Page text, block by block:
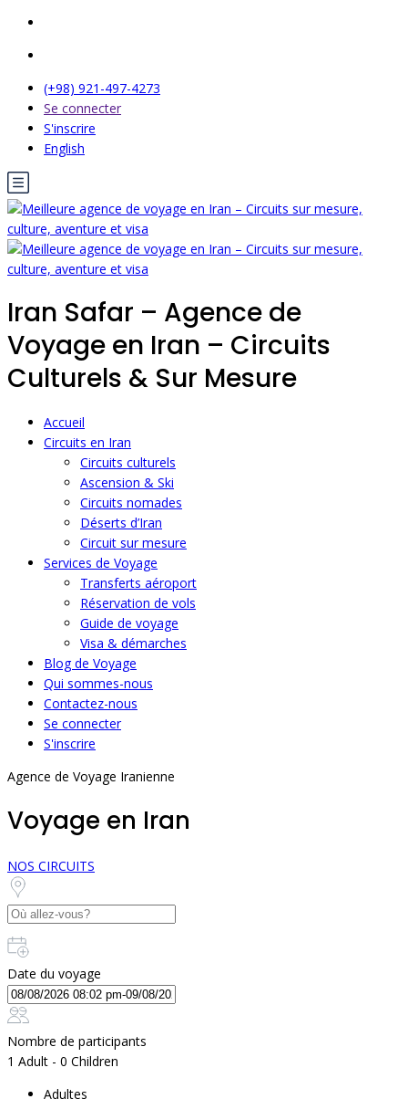
(+98) 921-497-4273
Se connecter
S'inscrire
English
Iran Safar – Agence de
Voyage en Iran – Circuits
Culturels & Sur Mesure
Accueil
Circuits en Iran
Circuits culturels
Ascension & Ski
Circuits nomades
Déserts d’Iran
Circuit sur mesure
Services de Voyage
Transferts aéroport
Réservation de vols
Guide de voyage
Visa & démarches
Blog de Voyage
Qui sommes-nous
Contactez-nous
Se connecter
S'inscrire
Agence de Voyage Iranienne
Voyage en Iran
NOS CIRCUITS
Date du voyage
Nombre de participants
1 Adult - 0 Children
Adultes